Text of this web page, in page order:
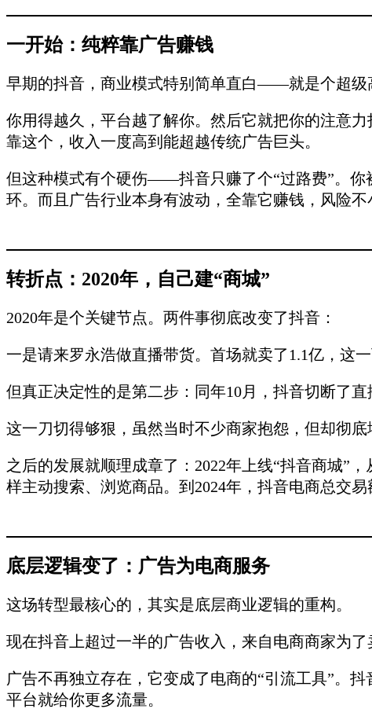
一开始：纯粹靠广告赚钱
早期的抖音，商业模式特别简单直白——就是个超级
你用得越久，平台越了解你。然后它就把你的注意
靠这个，收入一度高到能超越传统广告巨头。
但这种模式有个硬伤——抖音只赚了个“过路费”。你
环。而且广告行业本身有波动，全靠它赚钱，风险不
转折点：2020年，自己建“商城”
2020年是个关键节点。两件事彻底改变了抖音：
一是请来罗永浩做直播带货。首场就卖了1.1亿，这
但真正决定性的是第二步：同年10月，抖音切断了
这一刀切得够狠，虽然当时不少商家抱怨，但却彻
之后的发展就顺理成章了：2022年上线“抖音商城”
样主动搜索、浏览商品。到2024年，抖音电商总交
底层逻辑变了：广告为电商服务
这场转型最核心的，其实是底层商业逻辑的重构。
现在抖音上超过一半的广告收入，来自电商商家为
广告不再独立存在，它变成了电商的“引流工具”。
平台就给你更多流量。